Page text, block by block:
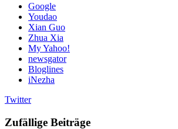
Google
Youdao
Xian Guo
Zhua Xia
My Yahoo!
newsgator
Bloglines
iNezha
Twitter
Zufällige Beiträge